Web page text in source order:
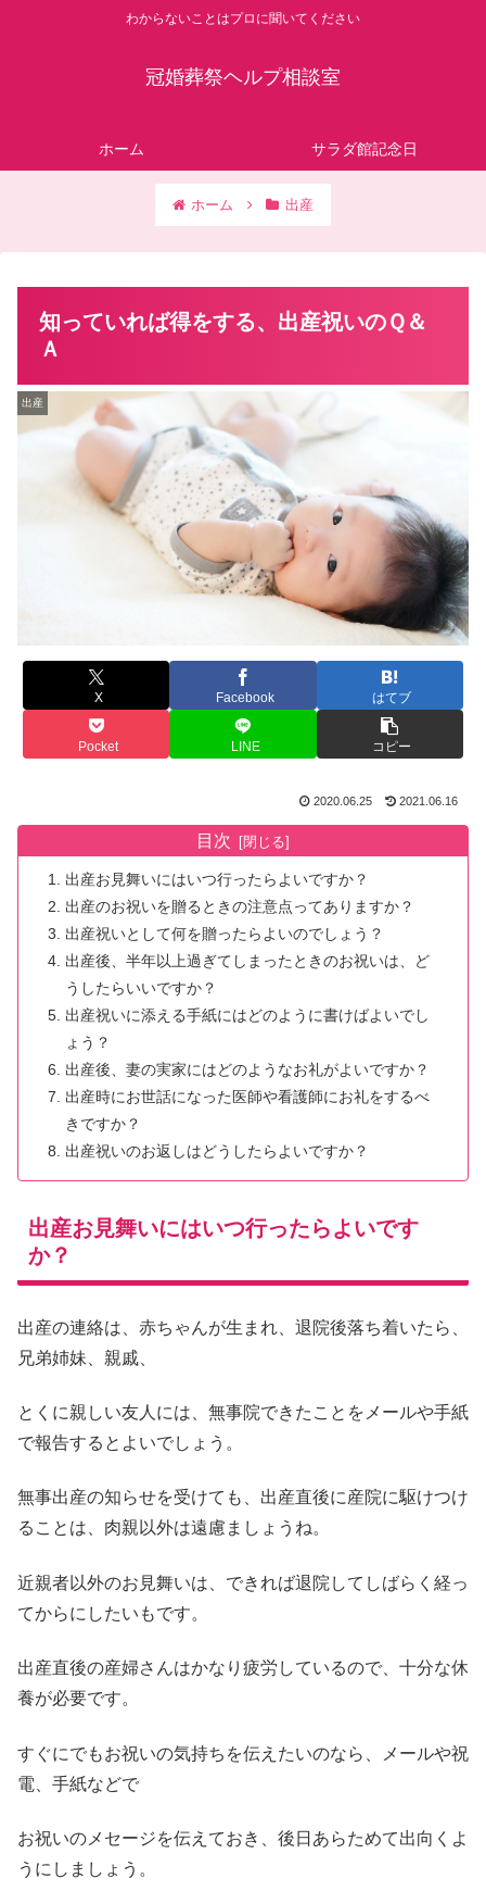
わからないことはプロに聞いてください
冠婚葬祭ヘルプ相談室
ホーム サラダ館記念日
ホーム 出産
知っていれば得をする、出産祝いのＱ＆
Ａ
出産
X Facebook はてブ
Pocket LINE コピー
2020.06.25 2021.06.16
目次
出産お見舞いにはいつ行ったらよいですか？
出産のお祝いを贈るときの注意点ってありますか？
出産祝いとして何を贈ったらよいのでしょう？
出産後、半年以上過ぎてしまったときのお祝いは、ど
うしたらいいですか？
出産祝いに添える手紙にはどのように書けばよいでし
ょう？
出産後、妻の実家にはどのようなお礼がよいですか？
出産時にお世話になった医師や看護師にお礼をするべ
きですか？
出産祝いのお返しはどうしたらよいですか？
出産お見舞いにはいつ行ったらよいです
か？
出産の連絡は、赤ちゃんが生まれ、退院後落ち着いたら、
兄弟姉妹、親戚、
とくに親しい友人には、無事院できたことをメールや手紙
で報告するとよいでしょう。
無事出産の知らせを受けても、出産直後に産院に駆けつけ
ることは、肉親以外は遠慮ましょうね。
近親者以外のお見舞いは、できれば退院してしばらく経っ
てからにしたいもです。
出産直後の産婦さんはかなり疲労しているので、十分な休
養が必要です。
すぐにでもお祝いの気持ちを伝えたいのなら、メールや祝
電、手紙などで
お祝いのメセージを伝えておき、後日あらためて出向くよ
うにしましょう。